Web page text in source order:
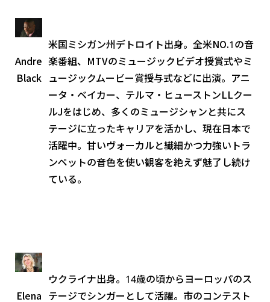
Andre
Black
米国ミシガン州デトロイト出身。全米NO.1の音
楽番組、MTVのミュージックビデオ授賞式やミ
ュージックムービー賞授与式などに出演。アニ
ータ・ベイカー、テルマ・ヒューストンLLクー
ルJをはじめ、多くのミュージシャンと共にス
テージに立ったキャリアを活かし、現在日本で
活躍中。甘いヴォーカルと繊細かつ力強いトラ
ンペットの音色を使い観客を絶えず魅了し続け
ている。
Elena
ウクライナ出身。14歳の頃からヨーロッパのス
テージでシンガーとして活躍。市のコンテスト